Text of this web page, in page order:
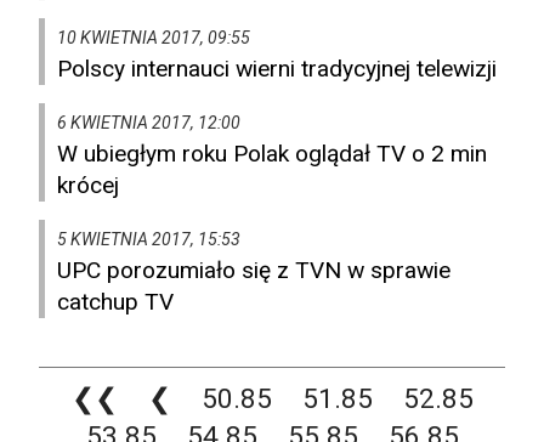
10 KWIETNIA 2017, 09:55
Polscy internauci wierni tradycyjnej telewizji
6 KWIETNIA 2017, 12:00
W ubiegłym roku Polak oglądał TV o 2 min
krócej
5 KWIETNIA 2017, 15:53
UPC porozumiało się z TVN w sprawie
catchup TV
❮❮ ❮ 50.85 51.85
52.85